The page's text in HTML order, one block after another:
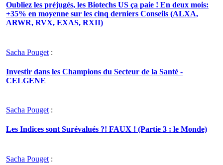
Oubliez les préjugés, les Biotechs US ça paie ! En deux mois:
+35% en moyenne sur les cinq derniers Conseils (ALXA,
ARWR, RVX, EXAS, RXII)
Sacha Pouget :
Investir dans les Champions du Secteur de la Santé -
CELGENE
Sacha Pouget :
Les Indices sont Surévalués ?! FAUX ! (Partie 3 : le Monde)
Sacha Pouget :